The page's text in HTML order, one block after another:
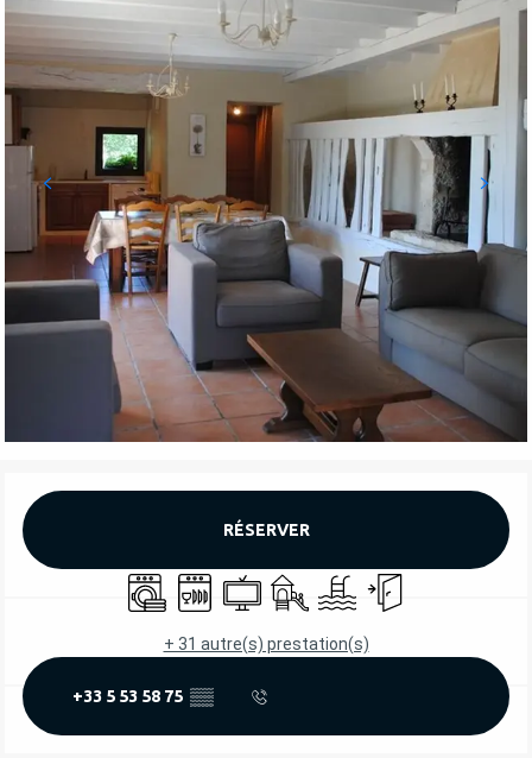
OUVERTURE ET COORDONNÉES
RÉSERVER
Lave lingeLave vaisselle
TélévisionJeux pour enfants / Espace
PiscineEntrée
+ 31 autre(s) prestation(s)
+33 5 53 58 75 ▒▒